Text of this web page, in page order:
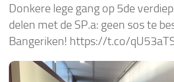
Donkere lege gang op 5de
delen met de SP.a: geen sos te
Bangeriken! https://t.co/